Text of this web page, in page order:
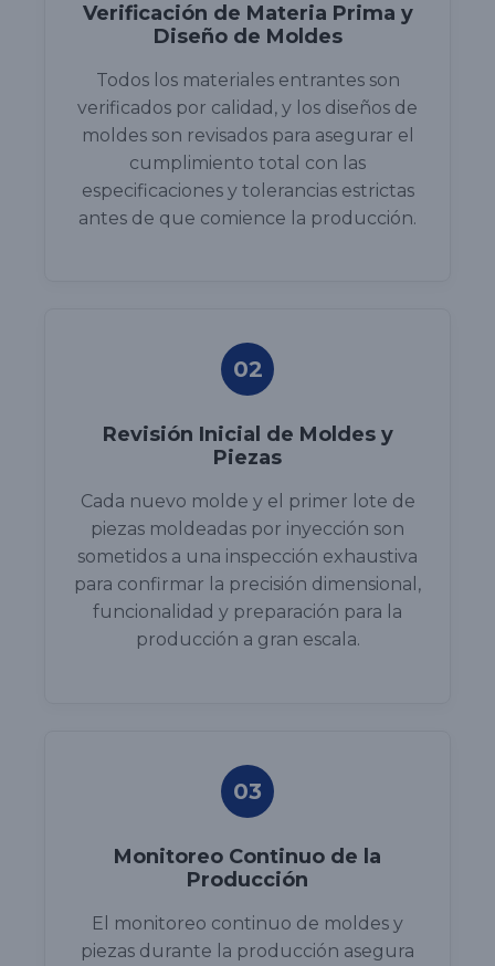
Verificación de Materia Prima y
Diseño de Moldes
Todos los materiales entrantes son
verificados por calidad, y los diseños de
moldes son revisados para asegurar el
cumplimiento total con las
especificaciones y tolerancias estrictas
antes de que comience la producción.
02
Revisión Inicial de Moldes y
Piezas
Cada nuevo molde y el primer lote de
piezas moldeadas por inyección son
sometidos a una inspección exhaustiva
para confirmar la precisión dimensional,
funcionalidad y preparación para la
producción a gran escala.
03
Monitoreo Continuo de la
Producción
El monitoreo continuo de moldes y
piezas durante la producción asegura